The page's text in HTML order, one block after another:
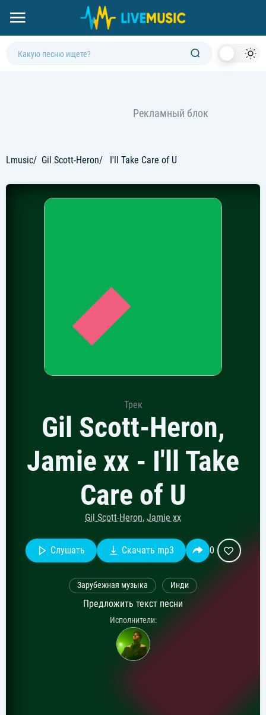
Lmusic Gil Scott-Heron I'll Take Care of U
Трек
Gil Scott-Heron,
Jamie xx - I'll Take
Care of U
Gil Scott-Heron, Jamie xx
Слушать Скачать mp3 0
Зарубежная музыка Инди
Предложить текст песни
Исполнители: